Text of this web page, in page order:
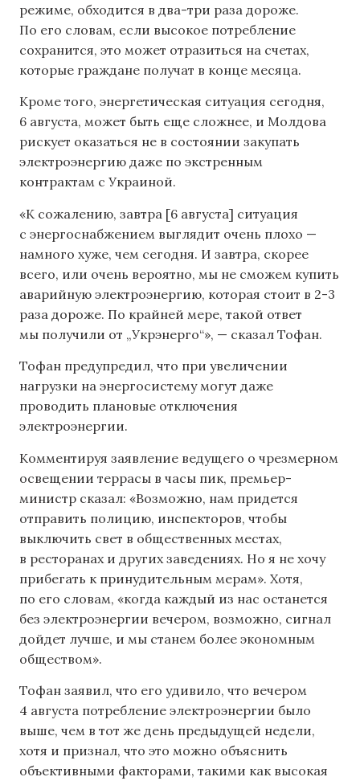
режиме, обходится в два-три раза дороже.
По его словам, если высокое потребление
сохранится, это может отразиться на счетах,
которые граждане получат в конце месяца.
Кроме того, энергетическая ситуация сегодня,
6 августа, может быть еще сложнее, и Молдова
рискует оказаться не в состоянии закупать
электроэнергию даже по экстренным
контрактам с Украиной.
«К сожалению, завтра [6 августа] ситуация
с энергоснабжением выглядит очень плохо —
намного хуже, чем сегодня. И завтра, скорее
всего, или очень вероятно, мы не сможем купить
аварийную электроэнергию, которая стоит в 2-3
раза дороже. По крайней мере, такой ответ
мы получили от „Укрэнерго“», — сказал Тофан.
Тофан предупредил, что при увеличении
нагрузки на энергосистему могут даже
проводить плановые отключения
электроэнергии.
Комментируя заявление ведущего о чрезмерном
освещении террасы в часы пик, премьер-
министр сказал: «Возможно, нам придется
отправить полицию, инспекторов, чтобы
выключить свет в общественных местах,
в ресторанах и других заведениях. Но я не хочу
прибегать к принудительным мерам». Хотя,
по его словам, «когда каждый из нас останется
без электроэнергии вечером, возможно, сигнал
дойдет лучше, и мы станем более экономным
обществом».
Тофан заявил, что его удивило, что вечером
4 августа потребление электроэнергии было
выше, чем в тот же день предыдущей недели,
хотя и признал, что это можно объяснить
объективными факторами, такими как высокая